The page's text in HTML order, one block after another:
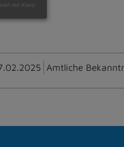
Amtliche
mit Klaro!